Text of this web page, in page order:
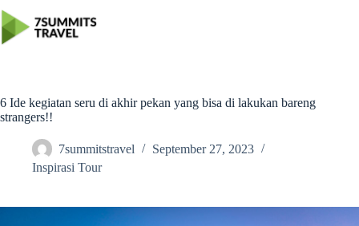
to
content
6 Ide kegiatan seru di akhir pekan yang bisa di lakukan bareng
strangers!!
7summitstravel
September 27, 2023
Inspirasi Tour